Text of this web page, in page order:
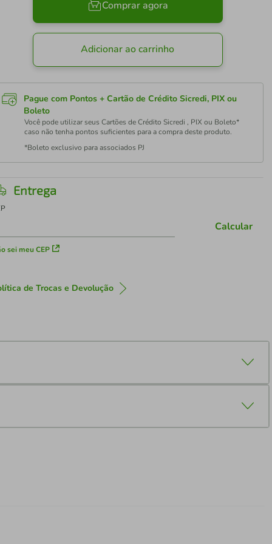
Comprar agora
Adicionar ao carrinho
Pague com Pontos + Cartão de Crédito Sicredi, PIX ou
Boleto
Você pode utilizar seus Cartões de Crédito Sicredi , PIX ou Boleto*
caso não tenha pontos suficientes para a compra deste produto.
*Boleto exclusivo para associados PJ
Entrega
sei meu CEP
Calcular
de Trocas e Devolução